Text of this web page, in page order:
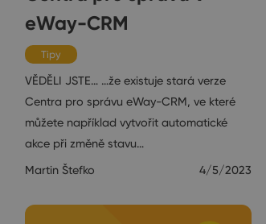
eWay-CRM
Tipy
VĚDĚLI JSTE… …že existuje stará verze
Centra pro správu eWay-CRM, ve které
můžete například vytvořit automatické
akce při změně stavu…
Martin Štefko
4/5/2023